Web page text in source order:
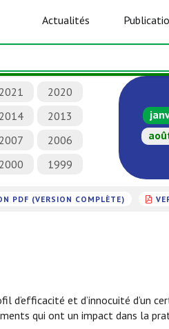
Actualités
2021
2020
2014
2013
2007
2006
2000 1999
PDF (VERSION COMPLÈTE)
d’efficacité et d’innocuité d’un
qui ont un impact dans la